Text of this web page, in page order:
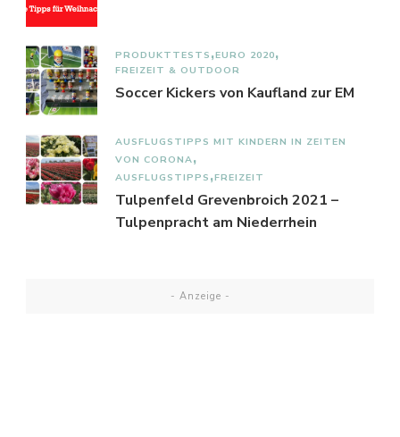
PRODUKTTESTS EURO 2020
FREIZEIT & OUTDOOR
Soccer Kickers von Kaufland zur EM
AUSFLUGSTIPPS MIT KINDERN IN ZEITEN
VON CORONA
AUSFLUGSTIPPS FREIZEIT
Tulpenfeld Grevenbroich 2021 –
Tulpenpracht am Niederrhein
- Anzeige -